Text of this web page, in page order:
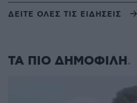
ΔΕΙΤΕ ΟΛΕΣ ΤΙΣ ΕΙΔΗΣΕΙΣ
ΤΑ ΠΙΟ ΔΗΜΟΦΙΛΗ